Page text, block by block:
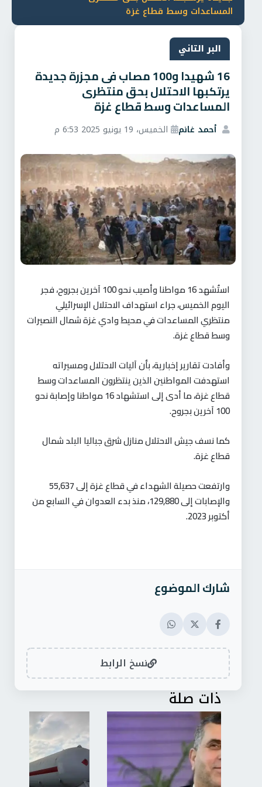
المساعدات وسط قطاع غزة
البر التاني
16 شهيدا و100 مصاب فى مجزرة جديدة
يرتكبها الاحتلال بحق منتظرى
المساعدات وسط قطاع غزة
أحمد غانم الخميس، 19 يونيو 2025 6:53 م
استُشهد 16 مواطنا وأصيب نحو 100 آخرين بجروح، فجر
اليوم الخميس، جراء استهداف الاحتلال الإسرائيلي
منتظري المساعدات في محيط وادي غزة شمال النصيرات
وسط قطاع غزة.
وأفادت تقارير إخبارية، بأن آليات الاحتلال ومسيراته
استهدفت المواطنين الذين ينتظرون المساعدات وسط
قطاع غزة، ما أدى إلى استشهاد 16 مواطنا وإصابة نحو
100 آخرين بجروح.
كما نسف جيش الاحتلال منازل شرق جباليا البلد شمال
قطاع غزة.
وارتفعت حصيلة الشهداء في قطاع غزة إلى 55,637
والإصابات إلى 129,880، منذ بدء العدوان في السابع من
أكتوبر 2023.
شارك الموضوع
نسخ الرابط
ذات صلة